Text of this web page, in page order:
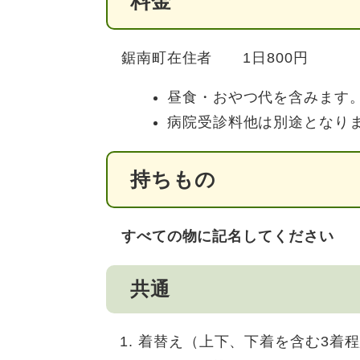
鋸南町在住者 1日800円
昼食・おやつ代を含みます。
病院受診料他は別途となり
持ちもの
すべての物に記名してください
共通
着替え（上下、下着を含む3着程